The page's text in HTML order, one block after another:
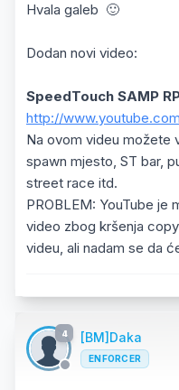
Hvala galeb 🙂
Dodan novi video:
SpeedTouch SAMP
http://
Na ovom videu možete
spawn mjesto, ST bar,
street race itd.
PROBLEM: YouTube je
video zbog kršenja
videu, ali nadam se da
4 [BM]Daka
ENFORCER